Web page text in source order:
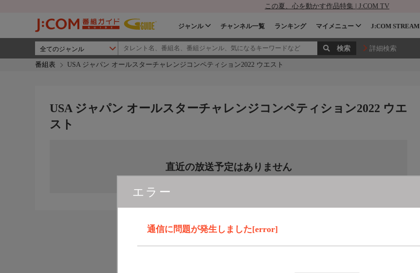
この夏、心を動かす作品特集 | J:COM TV
ジャンル チャンネル一覧 ランキング マイメニュー J:COM STREAM
詳細検索
番組表 USA ジャパン オールスターチャレンジコンペティション2022 ウエスト
エラー
通信に問題が発生しました[error]
USA ジャパン オールスターチャレンジコンペティション2022 ウエ
スト
直近の放送予定はありません